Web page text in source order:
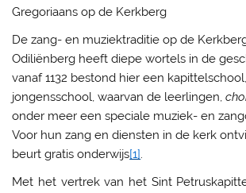
Gregoriaans op de Kerkberg
De zang- en muziektraditie op de
Odiliënberg heeft diepe wortels in de
vanaf 1132 bestond hier een
jongensschool, waarvan de leerlingen,
onder meer een speciale muziek- en
Voor hun zang en diensten in de kerk
beurt gratis onderwijs[1].
Met het vertrek van het Sint